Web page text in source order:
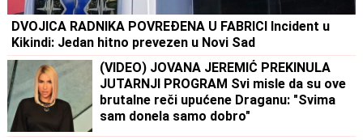
DVOJICA RADNIKA POVREĐENA U FABRICI Incident u
Kikindi: Jedan hitno prevezen u Novi Sad
(VIDEO) JOVANA JEREMIĆ PREKINULA
JUTARNJI PROGRAM Svi misle da su ove
brutalne reči upućene Draganu: "Svima
sam donela samo dobro"